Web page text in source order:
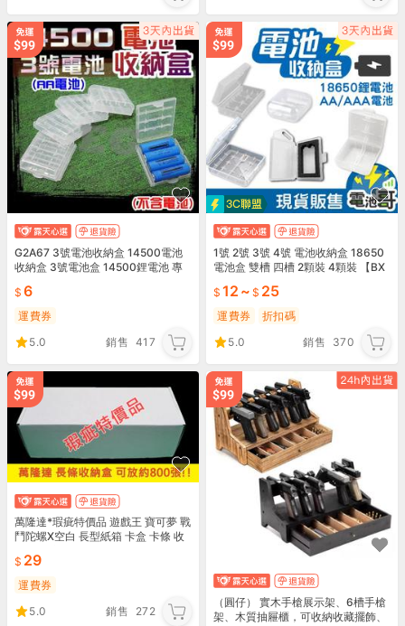
G2A67 3號電池收納盒 14500電池
收納盒 3號電池盒 14500鋰電池 專
6
運費券
5.0
銷售 417
1號 2號 3號 4號 電池收納盒 18650
電池盒 雙槽 四槽 2顆裝 4顆裝 【BX
12 ~ 25
運費券
折扣碼
5.0
銷售 370
萬隆達*瑕疵特價品 遊戲王 寶可夢 戰
鬥陀螺X空白 長型紙箱 卡盒 卡條 收
29
運費券
5.0
銷售 272
（圓仔） 實木手槍展示架、6槽手槍
架、木質抽屜櫃，可收納收藏擺飾、